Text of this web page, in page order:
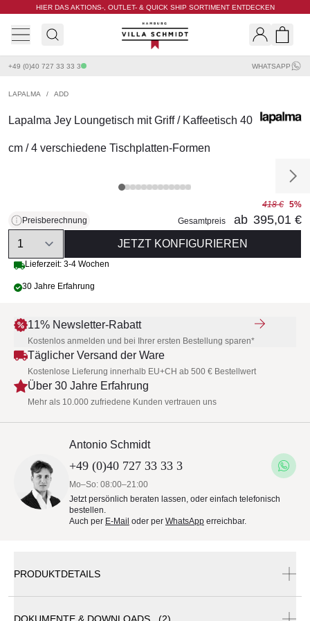
HIER DAS AKTIONS-, OUTLET- & QUICK SHIP SORTIMENT ENTDECKEN
Villa Schmidt
+49 (0)40 727 33 33 3 WHATSAPP
LAPALMA / ADD
Lapalma Jey Loungetisch mit Griff / Kaffeetisch 40
cm / 4 verschiedene Tischplatten-Formen
Preisberechnung
418 € 5%
Gesamtpreis
ab 395,01 €
Quantity
JETZT KONFIGURIEREN
Lieferzeit: 3-4 Wochen
30 Jahre Erfahrung
11% Newsletter-Rabatt
Kostenlos anmelden und bei Ihrer ersten Bestellung sparen*
Täglicher Versand der Ware
Kostenlose Lieferung innerhalb EU+CH ab 500 € Bestellwert
Über 30 Jahre Erfahrung
Mehr als 10.000 zufriedene Kunden vertrauen uns
Antonio Schmidt
+49 (0)40 727 33 33 3
Mo–So: 08:00–21:00
Jetzt persönlich beraten lassen, oder einfach telefonisch
bestellen.
Auch per E-Mail oder per WhatsApp erreichbar.
PRODUKTDETAILS
DOKUMENTE & DOWNLOADS (2)